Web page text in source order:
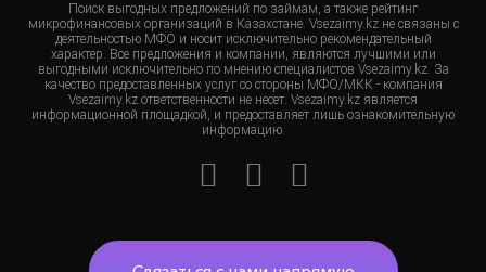
Поиск выгодных предложений по займам, а также рейтинг
микрофинансовых организаций в Казахстане. Vsezaimy.kz не связаны с
деятельностью МФО и носит исключительно рекомендательный
характер. Все предложения и компании, являются лучшими или
выгодными исключительно по мнению специалистов Vsezaimy.kz. За
качество предоставленных услуг со стороны МФО/МКК - компания
Vsezaimy.kz ответственности не несет. Vsezaimy.kz является
информационной площадкой, и предоставляет лишь ознакомительную
информацию.